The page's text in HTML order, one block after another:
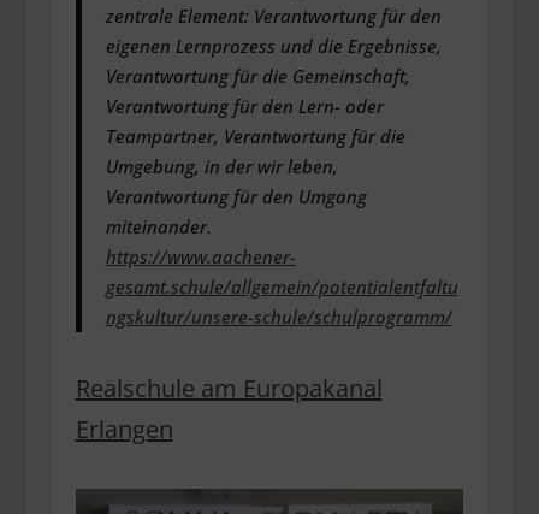
zentrale Element: Verantwortung für den
eigenen Lernprozess und die Ergebnisse,
Verantwortung für die Gemeinschaft,
Verantwortung für den Lern- oder
Teampartner, Verantwortung für die
Umgebung, in der wir leben,
Verantwortung für den Umgang
miteinander.
https://www.aachener-
gesamt.schule/allgemein/potentialentfaltu
ngskultur/unsere-schule/schulprogramm/
Realschule am Europakanal
Erlangen